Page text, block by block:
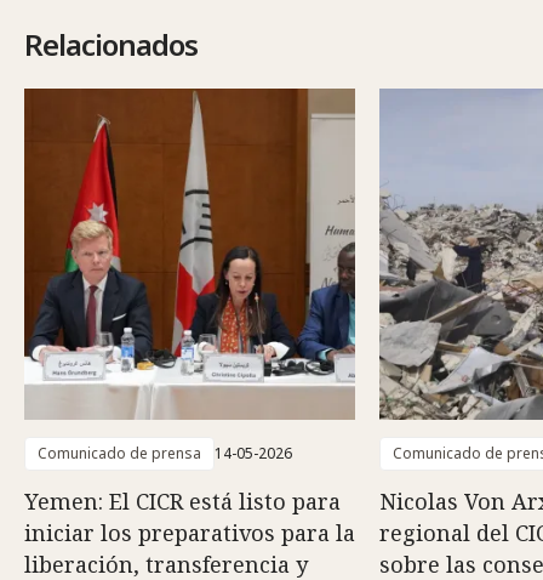
Relacionados
Comunicado de prensa 14-05-2026
Yemen: El CICR está listo para
iniciar los preparativos para la
liberación, transferencia y
Comunicado de
Nicolas Von
regional del
sobre las